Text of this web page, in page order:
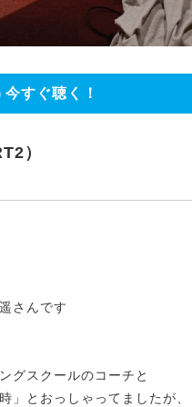
今すぐ聴く！
）
さんです
グスクールのコーチと
とおっしゃってましたが、